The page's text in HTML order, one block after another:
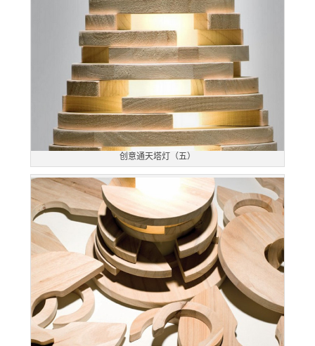
创意通天塔灯（五）